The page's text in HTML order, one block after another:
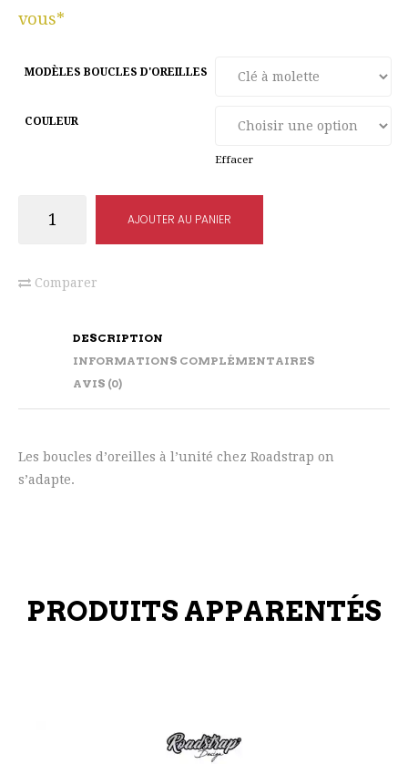
vous*
MODÈLES BOUCLES D'OREILLES
COULEUR
Effacer
AJOUTER AU PANIER
Comparer
DESCRIPTION
INFORMATIONS COMPLÉMENTAIRES
AVIS (0)
Les boucles d’oreilles à l’unité chez Roadstrap on
s’adapte.
PRODUITS APPARENTÉS